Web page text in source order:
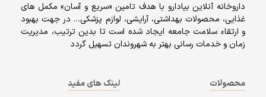
داروخانه آنلاين بيادارو با هدف تامين «سریع و آسان» مكمل هاى
غذايى، محصولات بهداشتى، آرايشى، لوازم پزشکی… در جهت بهبود
و ارتقاء سلامت جامعه ایجاد شده است تا بدین ترتیب، مدیریت
زمان و خدمات رسانی بهتر به شهروندان تسهیل گردد
محصولات لینک های مفید